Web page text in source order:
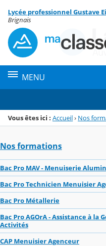
Menu de la rubrique
Contenu
Lycée professionnel Gustave
Brignais
MENU
Vous êtes ici : Accueil› Nos
Nos formations
Bac Pro MAV - Menuiserie
Bac Pro Technicien Menuisier
Bac Pro Métallerie
Bac Pro AGOrA - Assistance à la
Activités
CAP Menuisier Agenceur